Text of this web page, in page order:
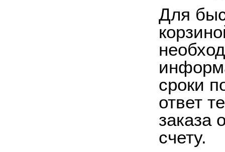
Для
сроки
ответ
заказа
счету.